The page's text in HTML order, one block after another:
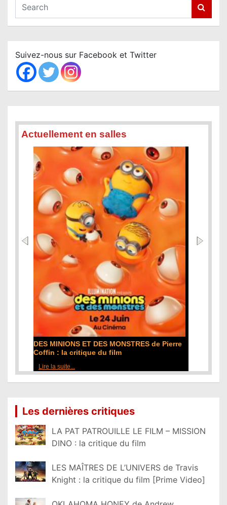
a
c
h
Suivez-nous sur Facebook et Twitter
Actuellement en salles
DES MINIONS ET DES MONSTRES de Pierre
Coffin : la critique du film
Lire la suite...
Les dernières critiques
LA PAT PATROUILLE LE FILM – MISSION
DINO : la critique du film
LES MAÎTRES DE L’UNIVERS de Travis
Knight : la critique du film [Prime Video]